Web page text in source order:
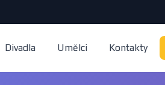
Divadla Umělci Kontakty